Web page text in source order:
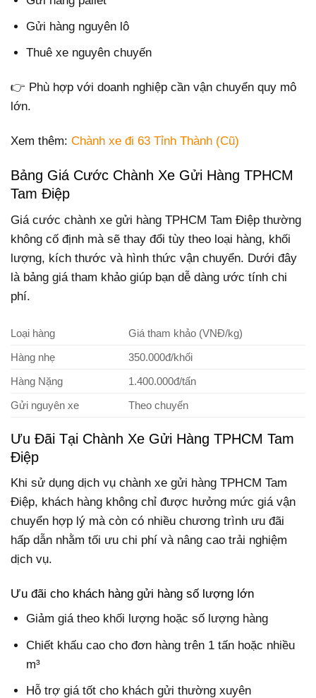
Gửi hàng nguyên lô
Thuê xe nguyên chuyến
👉 Phù hợp với doanh nghiệp cần vận chuyển quy mô
lớn.
Xem thêm: Chành xe đi 63 Tỉnh Thành (Cũ)
Bảng Giá Cước Chành Xe Gửi Hàng TPHCM
Tam Điệp
Giá cước chành xe gửi hàng TPHCM Tam Điệp thường
không cố định mà sẽ thay đổi tùy theo loại hàng, khối
lượng, kích thước và hình thức vận chuyển. Dưới đây
là bảng giá tham khảo giúp bạn dễ dàng ước tính chi
phí.
Loại hàng
Giá tham khảo (VNĐ/kg)
Hàng nhẹ
350.000đ/khối
Hàng Nặng
1.400.000đ/tấn
Gửi nguyên xe
Theo chuyến
Ưu Đãi Tại Chành Xe Gửi Hàng TPHCM Tam
Điệp
Khi sử dụng dịch vụ chành xe gửi hàng TPHCM Tam
Điệp, khách hàng không chỉ được hưởng mức giá vận
chuyển hợp lý mà còn có nhiều chương trình ưu đãi
hấp dẫn nhằm tối ưu chi phí và nâng cao trải nghiệm
dịch vụ.
Ưu đãi cho khách hàng gửi hàng số lượng lớn
Giảm giá theo khối lượng hoặc số lượng hàng
Chiết khấu cao cho đơn hàng trên 1 tấn hoặc nhiều
m³
Hỗ trợ giá tốt cho khách gửi thường xuyên